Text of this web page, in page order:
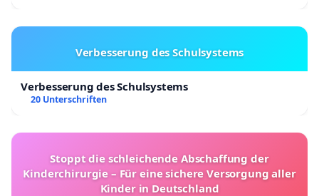
Verbesserung des Schulsystems
Verbesserung des Schulsystems
20 Unterschriften
Stoppt die schleichende Abschaffung der
Kinderchirurgie – Für eine sichere Versorgung aller
Kinder in Deutschland